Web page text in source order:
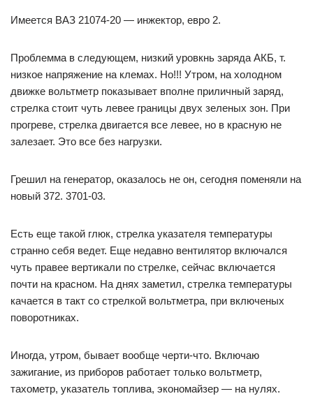
Имеется ВАЗ 21074-20 — инжектор, евро 2.
Проблемма в следующем, низкий уровкнь заряда АКБ, т.
низкое напряжение на клемах. Но!!! Утром, на холодном
движке вольтметр показывает вполне приличный заряд,
стрелка стоит чуть левее границы двух зеленых зон. При
прогреве, стрелка двигается все левее, но в красную не
залезает. Это все без нагрузки.
Грешил на генератор, оказалось не он, сегодня поменяли на
новый 372. 3701-03.
Есть еще такой глюк, стрелка указателя температуры
странно себя ведет. Еще недавно вентилятор включался
чуть правее вертикали по стрелке, сейчас включается
почти на красном. На днях заметил, стрелка температуры
качается в такт со стрелкой вольтметра, при включеных
поворотниках.
Иногда, утром, бывает вообще черти-что. Включаю
зажигание, из приборов работает только вольтметр,
тахометр, указатель топлива, экономайзер — на нулях.